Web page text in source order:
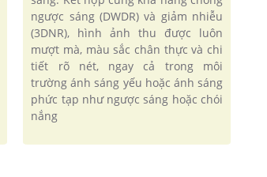
ngược sáng (DWDR) và giảm nhiễu
(3DNR), hình ảnh thu được luôn
mượt mà, màu sắc chân thực và chi
tiết rõ nét, ngay cả trong môi
trường ánh sáng yếu hoặc ánh sáng
phức tạp như ngược sáng hoặc chói
nắng